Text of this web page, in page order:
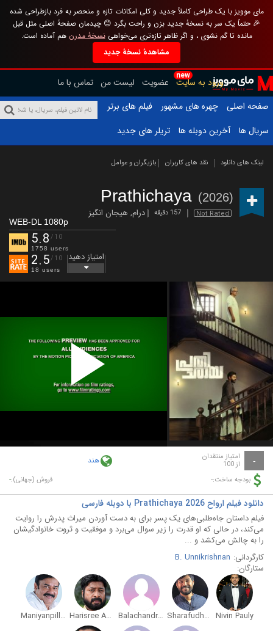
مای موویز با یک طراحی کاملاً جدید و کلی امکانات تازه و منحصر به فرد بازطراحی شده
🎉 حتماً یک سر به نسخهٔ جدید بزن و راحت بگرد 😊 چیدمان صفحهٔ اصلی مثل قبل
مانده تا گم نشوی ، و اگر ظاهر تازه‌تری می‌خواهینسخهٔ مدرن هم آماده است.
مشاهدهٔ نسخهٔ جدید
new
ورود به سایت عضویت لیست من تماس با ما
صفحه اصلی
چهره های مشهور
فیلم های برتر
سریال ها
آخرین دوبله ها تریلر های جدید
لینک های دانلود نقد های کاربران بازیگران و عوامل
Prathichaya (2026)
Not Rated 157 دقیقه درام, هیجان انگیز
WEB-DL 1080p
5.8 /10
1758 users
2.5/10
18 users
امتیاز دهید
Play
Video
- امتیاز منتقدان
از 100 هند
بودجه ساخت:- فروش (جهانی):-
دانلود فیلم ارواح Prathichaya 2026 با دوبله فارسی
فیلم داستان جاه‌طلبی‌های یک پسر برای به دست آوردن میراث پدرش را روایت
می‌کند، در حالی که او قدرت را زیر سوال می‌برد و موفقیت و ثروت خانوادگیشان
را به چالش می‌کشد و ...
کارگردانی: B. Unnikrishnan
ستارگان:
Nivin Pauly
Sharafudheen
Balachandra Menon
Harisree Asokan
Maniyanpilla Raju